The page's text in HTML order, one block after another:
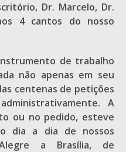
Dr. Marcelo, Dr.
4 cantos do nosso
de trabalho
não apenas em seu
centenas de petições
A
ou no pedido, esteve
dia a dia de nossos
a Brasília, de